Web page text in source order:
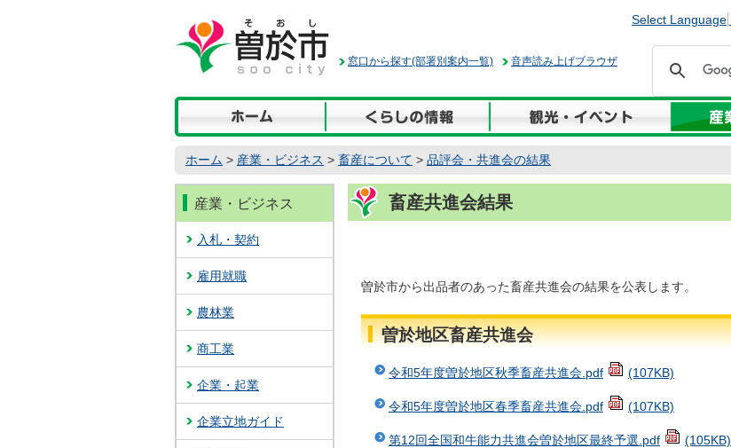
文
へ
動
音声読み上げブラウザ
窓口から探す(部署別案内一覧)
Select Language
ホーム > 産業・ビジネス > 畜産について > 品評会・共進会の結果
畜産共進会結果
曽於市から出品者のあった畜産共進会の結果を公表します。
曽於地区畜産共進会
令和5年度曽於地区秋季畜産共進会.pdf (107KB)
令和5年度曽於地区春季畜産共進会.pdf (107KB)
第12回全国和牛能力共進会曽於地区最終予選.pdf (105KB)
産業・ビジネス
入札・契約
雇用就職
農林業
商工業
企業・起業
企業立地ガイド